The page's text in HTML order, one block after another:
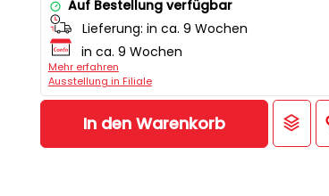
Auf Bestellung verfügbar
Lieferung: in ca. 9 Wochen
in ca. 9 Wochen
Mehr erfahren
Ausstellung in Filiale
In den Warenkorb